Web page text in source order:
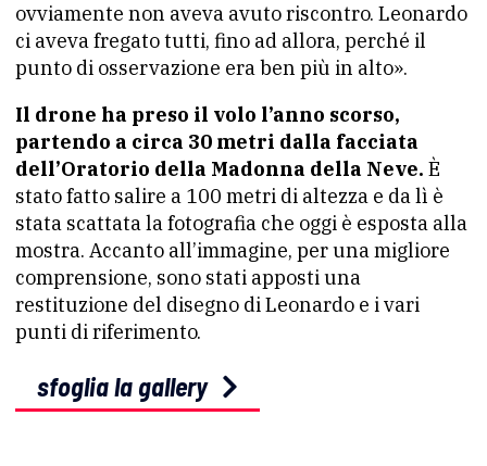
ovviamente non aveva avuto riscontro. Leonardo
ci aveva fregato tutti, fino ad allora, perché il
punto di osservazione era ben più in alto».
Il drone ha preso il volo l’anno scorso,
partendo a circa 30 metri dalla facciata
dell’Oratorio della Madonna della Neve. È
stato fatto salire a 100 metri di altezza e da lì è
stata scattata la fotografia che oggi è esposta alla
mostra. Accanto all’immagine, per una migliore
comprensione, sono stati apposti una
restituzione del disegno di Leonardo e i vari
punti di riferimento.
sfoglia la gallery